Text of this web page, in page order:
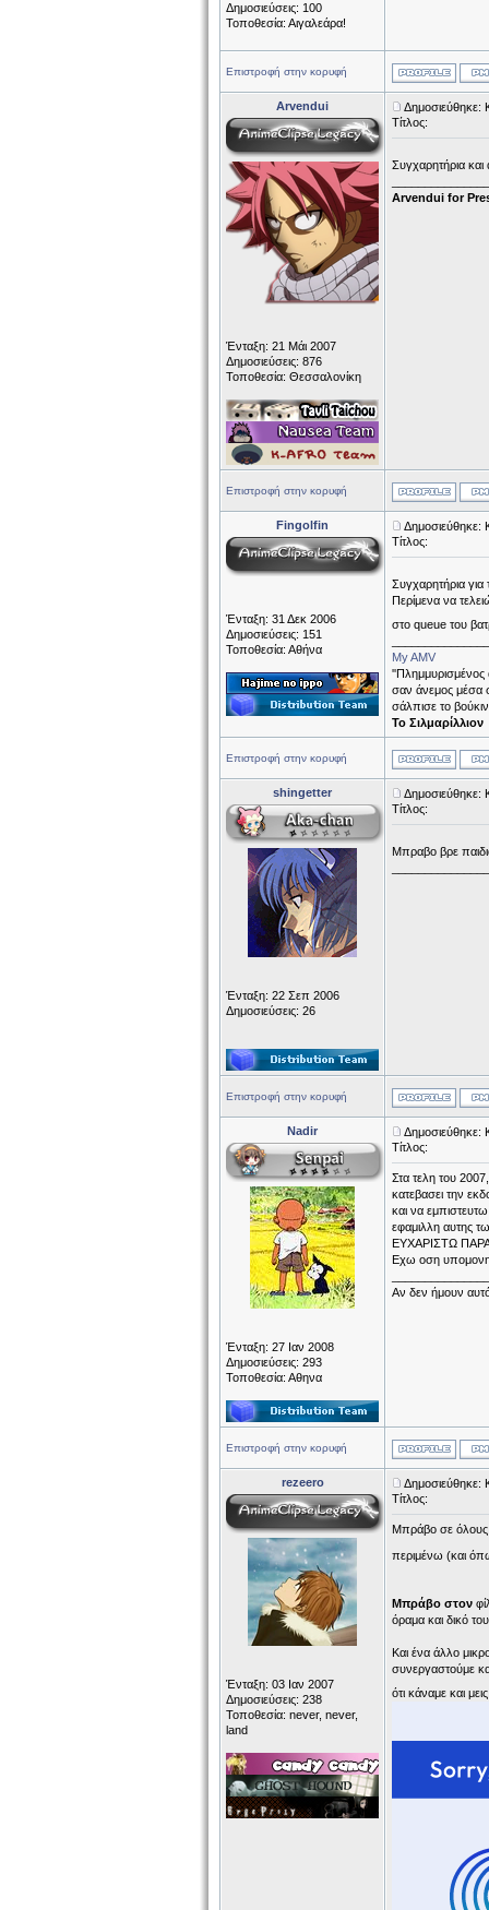
Δημοσιεύσεις: 100
Τοποθεσία: Αιγαλεάρα!
Επιστροφή στην κορυφή
Arvendui
Ένταξη: 21 Μάι 2007
Δημοσιεύσεις: 876
Τοποθεσία: Θεσσαλονίκη
Δημοσιεύθηκε:
Τίτλος:
Συγχαρητήρια
Arvendui for
Επιστροφή στην κορυφή
Fingolfin
Ένταξη: 31 Δεκ 2006
Δημοσιεύσεις: 151
Τοποθεσία: Αθήνα
Δημοσιεύθηκε:
Τίτλος:
Συγχαρητήρια
Περίμενα να
στο queue του
My AMV
''Πλημμυρισμένος
σαν άνεμος μέσα
σάλπισε το
Το Σιλμαρίλλιον
Επιστροφή στην κορυφή
shingetter
Ένταξη: 22 Σεπ 2006
Δημοσιεύσεις: 26
Δημοσιεύθηκε:
Τίτλος:
Μπραβο βρε
Επιστροφή στην κορυφή
Nadir
Ένταξη: 27 Ιαν 2008
Δημοσιεύσεις: 293
Τοποθεσία: Αθηνα
Δημοσιεύθηκε:
Τίτλος:
Στα τελη του
κατεβασει την
και να
εφαμιλλη αυτης
ΕΥΧΑΡΙΣΤΩ ΠΑΡΑ
Εχω οση υπομονη
Αν δεν ήμουν
Επιστροφή στην κορυφή
rezeero
Ένταξη: 03 Ιαν 2007
Δημοσιεύσεις: 238
Τοποθεσία: never, never,
land
Δημοσιεύθηκε:
Τίτλος:
Μπράβο σε όλους
περιμένω (και
Μπράβο στον
όραμα και δικό
Και ένα άλλο
συνεργαστούμε
ότι κάναμε και